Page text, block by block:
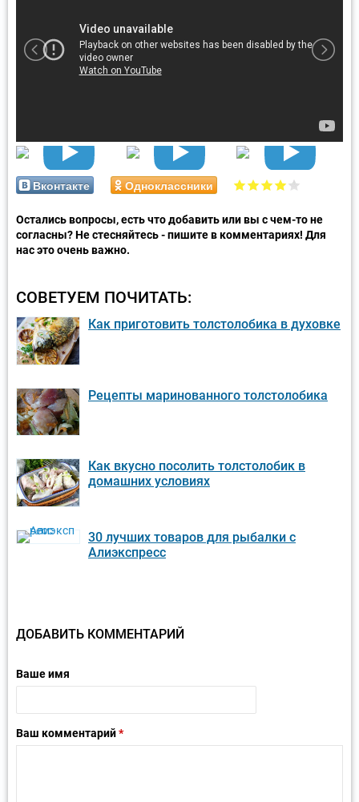
Вконтакте Одноклассники
Остались вопросы, есть что добавить или вы с чем-то не
согласны? Не стесняйтесь - пишите в комментариях! Для
нас это очень важно.
СОВЕТУЕМ ПОЧИТАТЬ:
Как приготовить толстолобика в духовке
Рецепты маринованного толстолобика
Как вкусно посолить толстолобик в
домашних условиях
30 лучших товаров для рыбалки с
Алиэкспресс
ДОБАВИТЬ КОММЕНТАРИЙ
Ваше имя
Ваш комментарий*